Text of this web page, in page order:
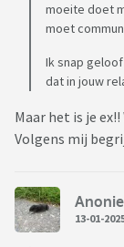
moeite doet
moet
Ik snap
dat in jouw
Maar het is je
Volgens mij
13-01-